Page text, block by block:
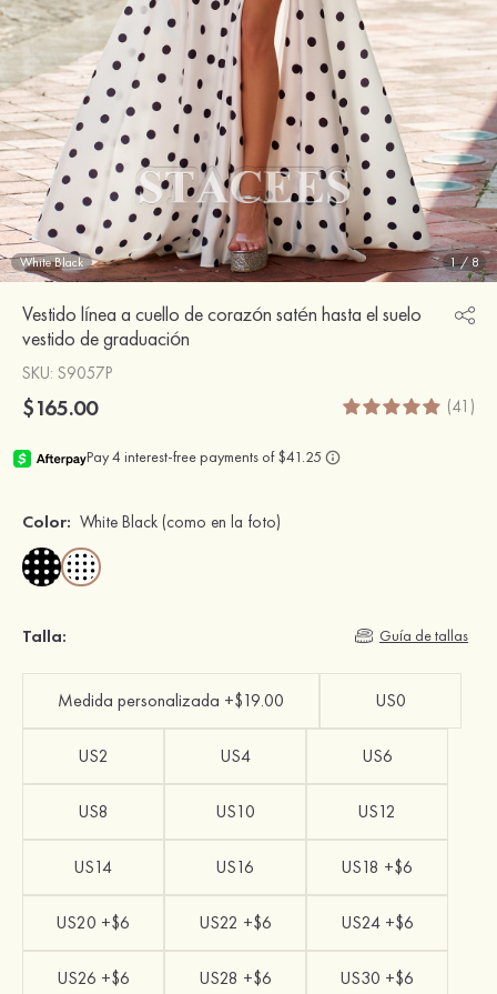
White Black 1/8
Vestido línea a cuello de corazón satén hasta el suelo
vestido de graduación
SKU: S9057P
$165.00 (41)
Color: White Black (como en la foto)
Talla: Guía de tallas
Medida personalizada +$19.00 US0
US2 US4 US6
US8 US10 US12
US14 US16 US18 +$6
US20 +$6 US22 +$6 US24 +$6
US26 +$6 US28 +$6 US30 +$6